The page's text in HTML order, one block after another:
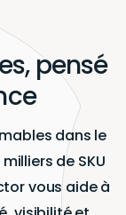
pensé
dans le
de SKU
vous aide à